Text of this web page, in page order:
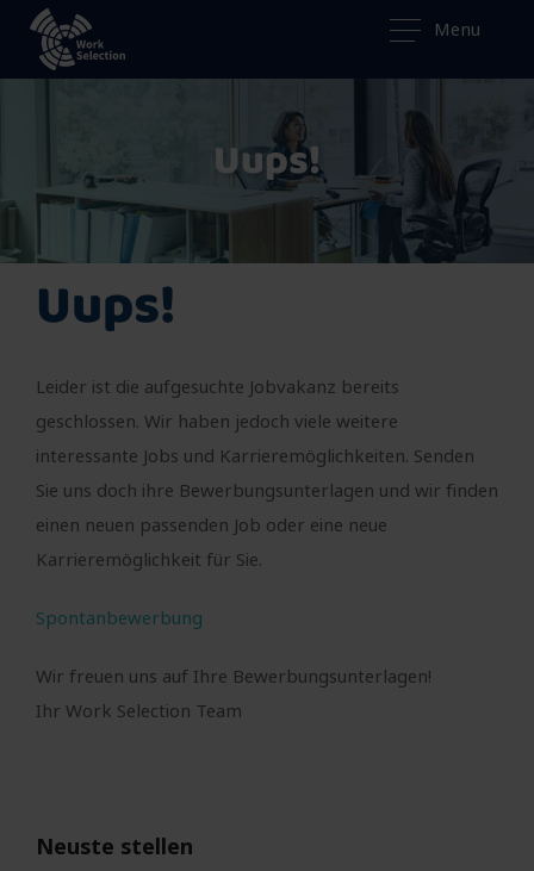
Menu
Uups!
Uups!
Leider ist die aufgesuchte Jobvakanz bereits
geschlossen. Wir haben jedoch viele weitere
interessante Jobs und Karrieremöglichkeiten. Senden
Sie uns doch ihre Bewerbungsunterlagen und wir finden
einen neuen passenden Job oder eine neue
Karrieremöglichkeit für Sie.
Spontanbewerbung
Wir freuen uns auf Ihre Bewerbungsunterlagen!
Ihr Work Selection Team
Neuste stellen